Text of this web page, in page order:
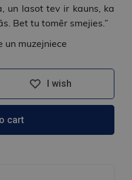
un lasot tev ir kauns, ka
Bet tu tomēr smejies.”
un muzejniece
I wish
cart